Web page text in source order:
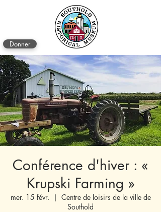
Donner
Conférence d'hiver : «
Krupski Farming »
mer. 15 févr.
  |
Centre de loisirs de la ville de
Southold